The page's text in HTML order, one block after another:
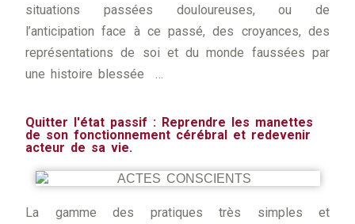
situations passées douloureuses, ou de
l’anticipation face à ce passé, des croyances, des
représentations de soi et du monde faussées par
une histoire blessée …
Quitter l'état passif : Reprendre les manettes
de son fonctionnement cérébral et redevenir
acteur de sa vie.
La gamme des pratiques très simples et